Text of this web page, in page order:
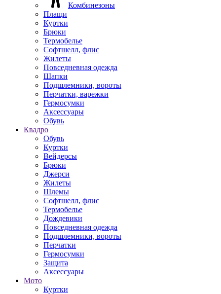
Комбинезоны
Плащи
Куртки
Брюки
Термобелье
Софтшелл, флис
Жилеты
Повседневная одежда
Шапки
Подшлемники, вороты
Перчатки, варежки
Гермосумки
Аксессуары
Обувь
Квадро
Обувь
Куртки
Вейдерсы
Брюки
Джерси
Жилеты
Шлемы
Софтшелл, флис
Термобелье
Дождевики
Повседневная одежда
Подшлемники, вороты
Перчатки
Гермосумки
Защита
Аксессуары
Мото
Куртки